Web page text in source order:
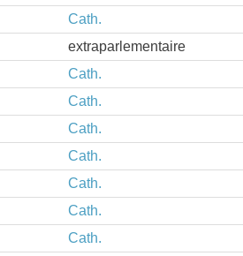
Cath.
extraparlementaire
Cath.
Cath.
Cath.
Cath.
Cath.
Cath.
Cath.